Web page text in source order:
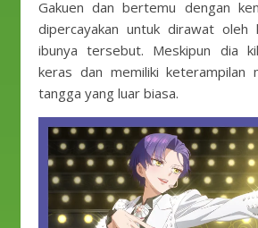
Gakuen dan bertemu dengan
dipercayakan untuk dirawat oleh
ibunya tersebut. Meskipun dia
keras dan memiliki keterampilan
tangga yang luar biasa.